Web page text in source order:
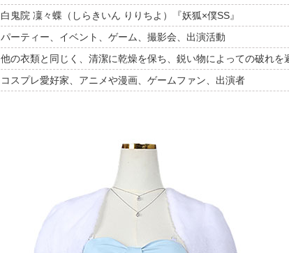
白鬼院 凜々蝶（しらきいん りりちよ）『妖狐×僕SS』
パーティー、イベント、ゲーム、撮影会、出演活動
他の衣類と同じく、清潔に乾燥を保ち、鋭い物によっての破れを
コスプレ愛好家、アニメや漫画、ゲームファン、出演者